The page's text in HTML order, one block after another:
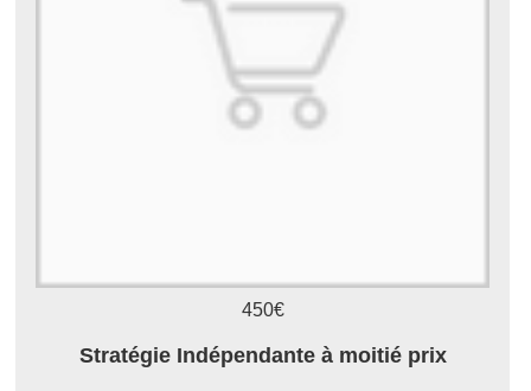
450€
Stratégie Indépendante à moitié prix